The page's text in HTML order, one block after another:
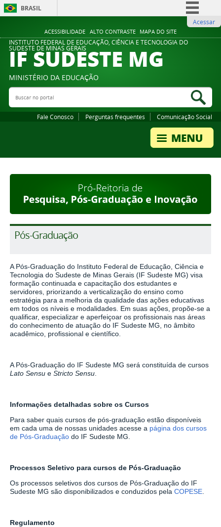
ACESSIBILIDADE ALTO CONTRASTE MAPA DO SITE
BRASIL
Comunica BR
Participe
Legislação
Acessar
INSTITUTO FEDERAL DE EDUCAÇÃO, CIÊNCIA E TECNOLOGIA DO
SUDESTE DE MINAS GERAIS
IF SUDESTE MG
MINISTÉRIO DA EDUCAÇÃO
Buscar no portal
Fale Conosco Perguntas frequentes Comunicação Social
Pós-Graduação
A Pós-Graduação do Instituto Federal de Educação, Ciência e
Tecnologia do Sudeste de Minas Gerais (IF Sudeste MG) visa
formação continuada e capacitação dos estudantes e
servidores, priorizando a verticalização do ensino como
estratégia para a melhoria da qualidade das ações educativas
em todos os níveis e modalidades. Em suas ações, propõe-se a
qualificar, especializar e aperfeiçoar os profissionais nas áreas
do conhecimento de atuação do IF Sudeste MG, no âmbito
acadêmico, profissional e científico.
A Pós-Graduação do IF Sudeste MG será constituída de cursos
Lato Sensu e Stricto Sensu
Informações detalhadas sobre os Cursos
Para saber quais cursos de pós-graduação estão disponíveis
em cada uma de nossas unidades acesse a página dos cursos
de Pós-Graduação do IF Sudeste MG.
Processos Seletivo para cursos de Pós-Graduação
Os processos seletivos dos cursos de Pós-Graduação do IF
Sudeste MG são disponibilizados e conduzidos pela COPESE
Regulamento